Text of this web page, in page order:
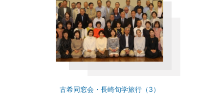
古希同窓会・長崎旬学旅行（3）